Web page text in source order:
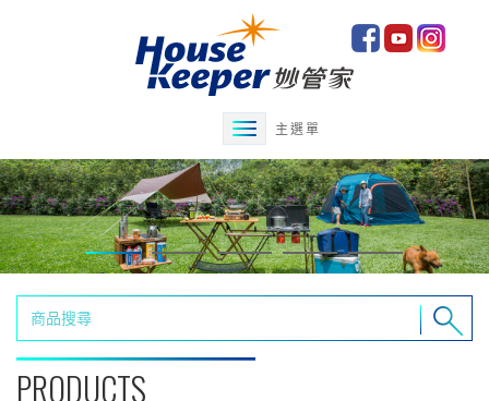
主選單
PRODUCTS